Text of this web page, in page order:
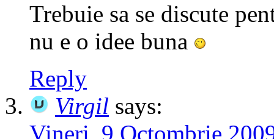
Trebuie sa se discute
nu e o idee buna
Reply
Virgil says:
Vineri, 9 Octombrie